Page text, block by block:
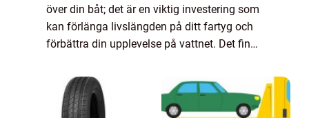
över din båt; det är en viktig investering som
kan förlänga livslängden på ditt fartyg och
förbättra din upplevelse på vattnet. Det finns